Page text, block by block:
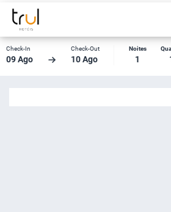
Check-In
09 Ago
Check-Out
10 Ago
Noites
1